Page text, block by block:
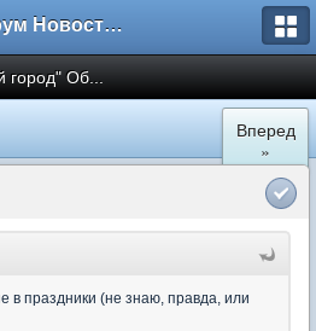
Форум Новостройки
город" Об...
Вперед
»
в праздники (не знаю, правда, или